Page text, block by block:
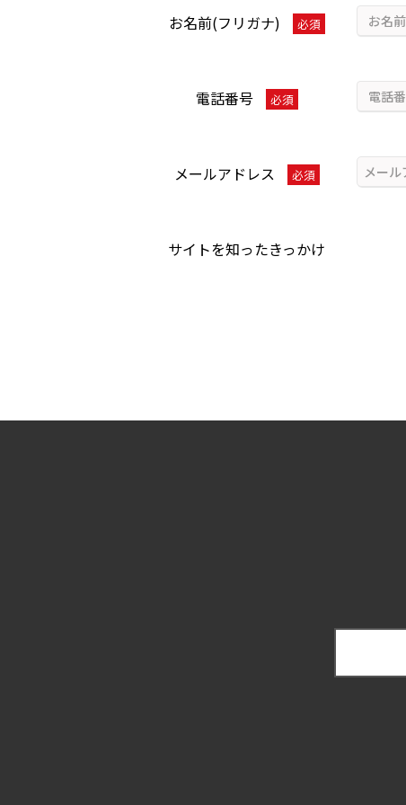
お名前(フリガナ) 必須
電話番号 必須
メールアドレス 必須
サイトを知ったきっかけ